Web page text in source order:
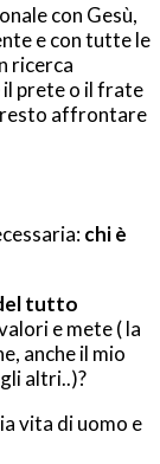
con Gesù,
e con tutte le
ricerca
il prete o il frate
affrontare
chi è
tutto
e mete ( la
anche il mio
altri..)?
vita di uomo e